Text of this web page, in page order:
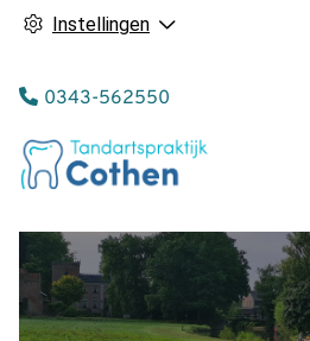
Instellingen
Tel:
0343-562550